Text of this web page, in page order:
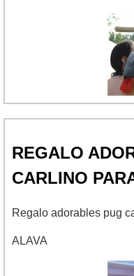
REGALO
CARLINO
Regalo adorables pug
ALAVA